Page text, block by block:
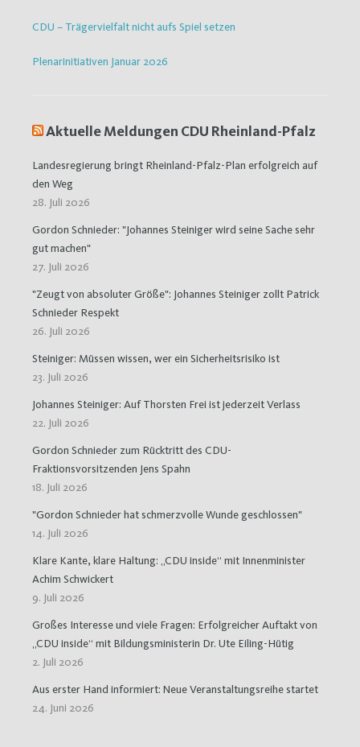
CDU – Trägervielfalt nicht aufs Spiel setzen
Plenarinitiativen Januar 2026
Aktuelle Meldungen CDU Rheinland-Pfalz
Landesregierung bringt Rheinland-Pfalz-Plan erfolgreich auf
den Weg
28. Juli 2026
Gordon Schnieder: "Johannes Steiniger wird seine Sache sehr
gut machen"
27. Juli 2026
"Zeugt von absoluter Größe": Johannes Steiniger zollt Patrick
Schnieder Respekt
26. Juli 2026
Steiniger: Müssen wissen, wer ein Sicherheitsrisiko ist
23. Juli 2026
Johannes Steiniger: Auf Thorsten Frei ist jederzeit Verlass
22. Juli 2026
Gordon Schnieder zum Rücktritt des CDU-
Fraktionsvorsitzenden Jens Spahn
18. Juli 2026
"Gordon Schnieder hat schmerzvolle Wunde geschlossen"
14. Juli 2026
Klare Kante, klare Haltung: „CDU inside“ mit Innenminister
Achim Schwickert
9. Juli 2026
Großes Interesse und viele Fragen: Erfolgreicher Auftakt von
„CDU inside“ mit Bildungsministerin Dr. Ute Eiling-Hütig
2. Juli 2026
Aus erster Hand informiert: Neue Veranstaltungsreihe startet
24. Juni 2026